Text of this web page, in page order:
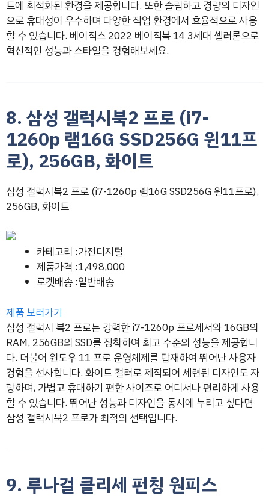
트에 최적화된 환경을 제공합니다. 또한 슬림하고 경량의 디자인
으로 휴대성이 우수하며 다양한 작업 환경에서 효율적으로 사용
할 수 있습니다. 베이직스 2022 베이직북 14 3세대 셀러론으로
혁신적인 성능과 스타일을 경험해보세요.
8. 삼성 갤럭시북2 프로 (i7-
1260p 램16G SSD256G 윈11프
로), 256GB, 화이트
삼성 갤럭시북2 프로 (i7-1260p 램16G SSD256G 윈11프로),
256GB, 화이트
카테고리 :가전디지털
제품가격 :1,498,000
로켓배송 :일반배송
제품 보러가기
삼성 갤럭시 북2 프로는 강력한 i7-1260p 프로세서와 16GB의
RAM, 256GB의 SSD를 장착하여 최고 수준의 성능을 제공합니
다. 더불어 윈도우 11 프로 운영체제를 탑재하여 뛰어난 사용자
경험을 선사합니다. 화이트 컬러로 제작되어 세련된 디자인도 자
랑하며, 가볍고 휴대하기 편한 사이즈로 어디서나 편리하게 사용
할 수 있습니다. 뛰어난 성능과 디자인을 동시에 누리고 싶다면
삼성 갤럭시북2 프로가 최적의 선택입니다.
9. 루나걸 클리세 펀칭 원피스